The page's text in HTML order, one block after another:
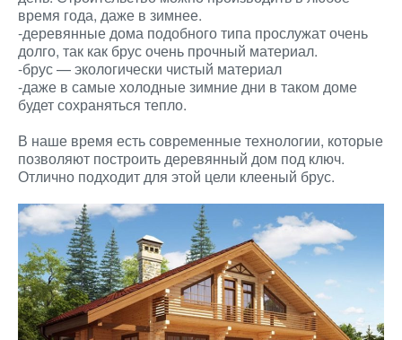
время года, даже в зимнее.
-деревянные дома подобного типа прослужат очень
долго, так как брус очень прочный материал.
-брус — экологически чистый материал
-даже в самые холодные зимние дни в таком доме
будет сохраняться тепло.
В наше время есть современные технологии, которые
позволяют построить деревянный дом под ключ.
Отлично подходит для этой цели клееный брус.